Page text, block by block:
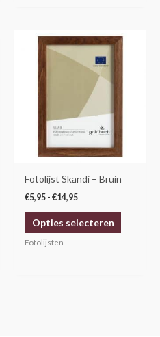
Fotolijst Skandi – Bruin
€5,95 - €14,95
Prijsklasse:
€5,95
€14,95
Opties selecteren
Dit
kan
Fotolijsten